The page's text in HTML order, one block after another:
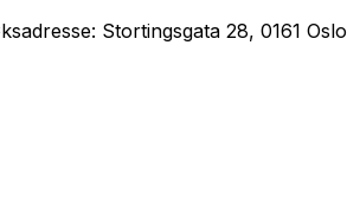
Stortingsgata 28, 0161 Oslo